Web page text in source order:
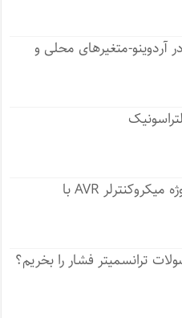
آردوینو-متغیرهای محلی و
دانلود کتاب 11 پروژه میکروکنترلر AVR با
ترانسمیتر فشار را بخریم؟